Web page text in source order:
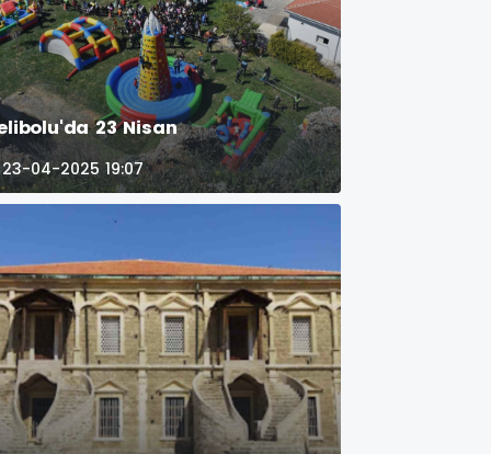
23 Nisan
23-04-2025 19:07